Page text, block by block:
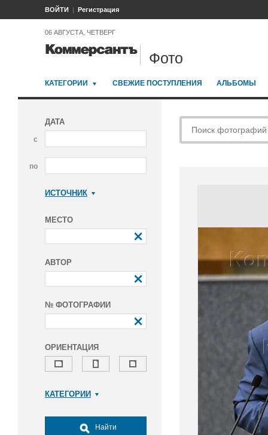
ВОЙТИ Регистрация
06 АВГУСТА, ЧЕТВЕРГ
Фото
КАТЕГОРИИ СВЕЖИЕ ПОСТУПЛЕНИЯ АЛЬБОМЫ
ДАТА
с
по
ИСТОЧНИК
МЕСТО
АВТОР
№ ФОТОГРАФИИ
ОРИЕНТАЦИЯ
КАТЕГОРИИ
Досуг, туризм и отдых
Найти